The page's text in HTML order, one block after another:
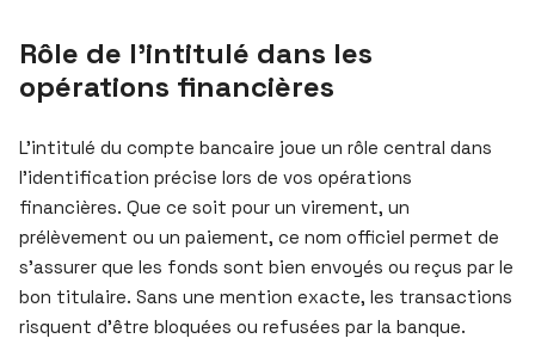
Rôle de l’intitulé dans les
opérations financières
L’intitulé du compte bancaire joue un rôle central dans
l’identification précise lors de vos opérations
financières. Que ce soit pour un virement, un
prélèvement ou un paiement, ce nom officiel permet de
s’assurer que les fonds sont bien envoyés ou reçus par le
bon titulaire. Sans une mention exacte, les transactions
risquent d’être bloquées ou refusées par la banque.